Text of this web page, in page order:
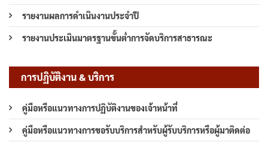
รายงานผลการดำเนินงานประจำปี
รายงานประเมินมาตรฐานขั้นต่ำการจัดบริการสาธารณะ
การปฏิบัติงาน & บริการ
คู่มือหรือแนวทางการปฏิบัติงานของเจ้าหน้าที่
คู่มือหรือแนวทางการขอรับบริการสำหรับผู้รับบริการหรือผู้มาติดต่อ